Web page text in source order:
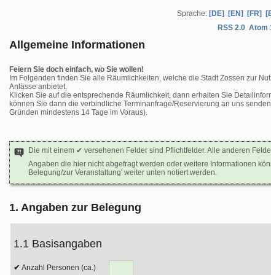
Sprache: [DE] [EN] [FR]
RSS 2.0 Atom
Allgemeine Informationen
Feiern Sie doch einfach, wo Sie wollen!
Im Folgenden finden Sie alle Räumlichkeiten, welche die Stadt Zossen zur
Anlässe anbietet.
Klicken Sie auf die entsprechende Räumlichkeit, dann erhalten Sie
können Sie dann die verbindliche Terminanfrage/Reservierung an uns
Gründen mindestens 14 Tage im Voraus).
Die mit einem ✔ versehenen Felder sind Pflichtfelder. Alle anderen
Angaben die hier nicht abgefragt werden oder weitere Informationen
Belegung/zur Veranstaltung' weiter unten notiert werden.
1. Angaben zur Belegung
1.1 Basisangaben
Anzahl Personen (ca.)